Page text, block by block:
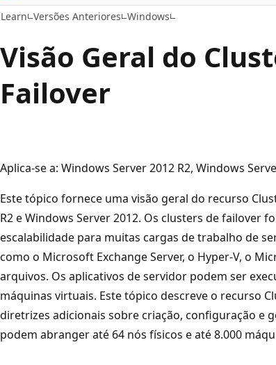
Learn Versões Anteriores Windows
Visão Geral do
Failover
Aplica-se a: Windows Server 2012 R2, Windows
Este tópico fornece uma visão geral do recurso
R2 e Windows Server 2012. Os clusters de failover
escalabilidade para muitas cargas de trabalho de
como o Microsoft Exchange Server, o Hyper-V, o
arquivos. Os aplicativos de servidor podem ser
máquinas virtuais. Este tópico descreve o recurso
diretrizes adicionais sobre criação, configuração e
podem abranger até 64 nós físicos e até 8.000